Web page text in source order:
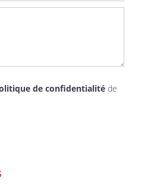
de confidentialité de